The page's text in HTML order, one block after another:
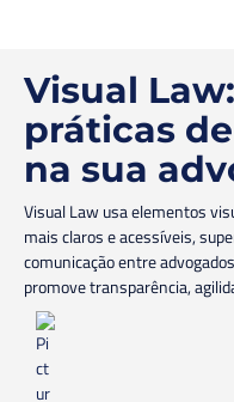
Visual
práticas
na sua
Visual Law usa elementos
mais claros e acessíveis,
comunicação entre
promove transparência,